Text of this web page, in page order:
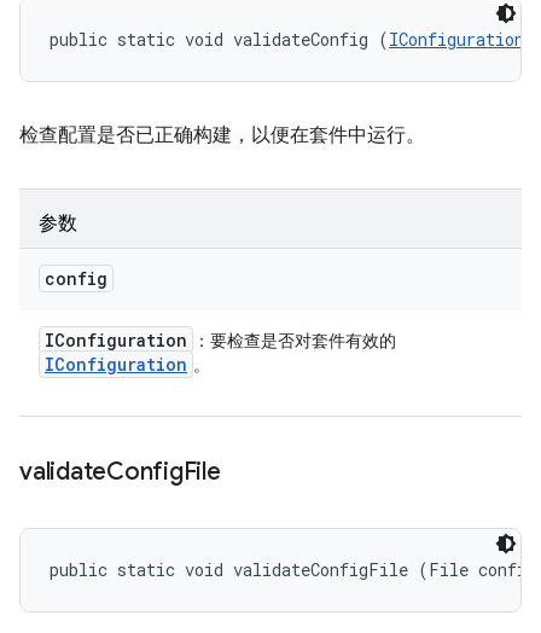
public static void validateConfig (IConfiguration
检查配置是否已正确构建，以便在套件中运行。
参数
config
IConfiguration ：要检查是否对套件有效的
IConfiguration 。
validateConfigFile
public static void validateConfigFile (File